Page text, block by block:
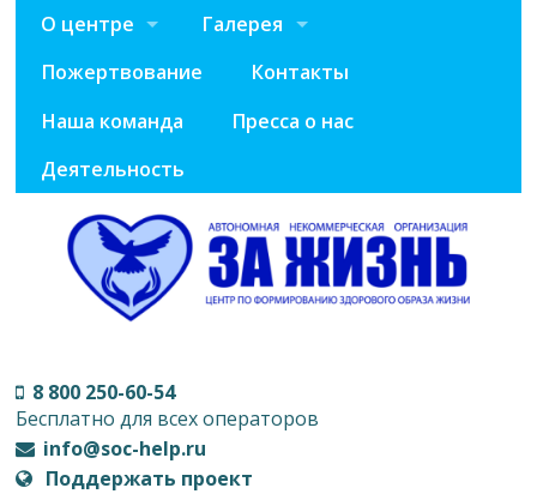
О центре
Галерея
Пожертвование
Контакты
Наша команда
Пресса о нас
Деятельность
8 800 250-60-54
Бесплатно для всех операторов
info@soc-help.ru
Поддержать проект